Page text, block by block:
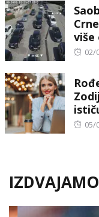
više
02/
05/
IZDVAJAMO